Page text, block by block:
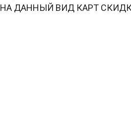
НА ДАННЫЙ ВИД КАРТ